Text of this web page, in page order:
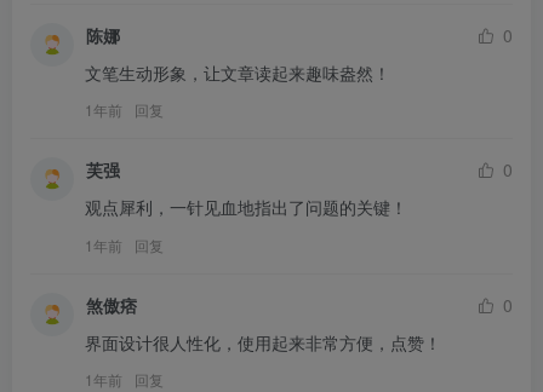
陈娜
0
文笔生动形象，让文章读起来趣味盎然！
1年前 回复
芙强
0
观点犀利，一针见血地指出了问题的关键！
1年前 回复
煞傲痞
0
界面设计很人性化，使用起来非常方便，点赞！
1年前 回复